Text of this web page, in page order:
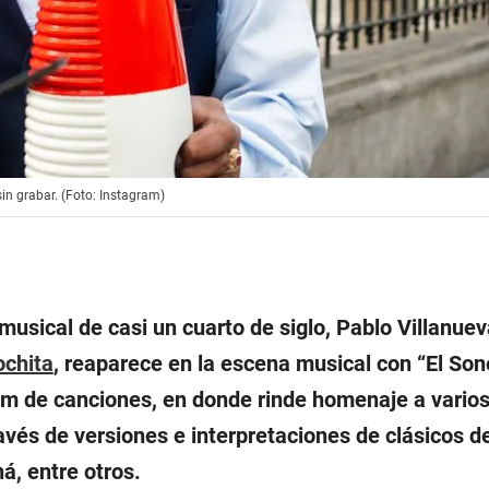
grabar. (Foto: Instagram)
de casi un cuarto de siglo, Pablo
, reaparece en la escena musical con “El
de canciones, en donde rinde homenaje a
de versiones e interpretaciones de clásicos
entre otros.